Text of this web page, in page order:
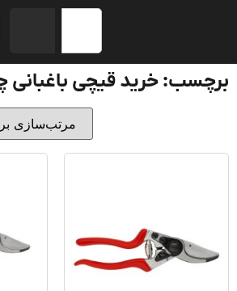
خرید قیچی باغبانی